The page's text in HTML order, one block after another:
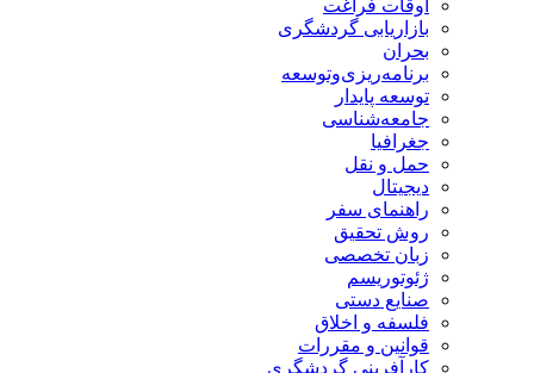
اوقات فراغت
بازاریابی گردشگری
بحران
برنامه‌ریزی‌وتوسعه
توسعه پایدار
جامعه‌شناسی
جغرافیا
حمل و نقل
دیجیتال
راهنمای سفر
روش تحقیق
زبان تخصصی
ژئوتوریسم
صنایع دستی
فلسفه و اخلاق
قوانین و مقررات
کارآفرینی گردشگری